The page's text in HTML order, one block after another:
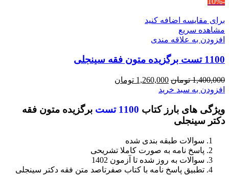
برای مقایسه اضافه کنید
مشاهده سریع
افزودن به علاقه مندی
1100 تست برگزیده متون فقه سینجلی
1,400,000 تومان قیمت
اصلی
بود.
1,260,000 تومان
است.
افزودن به سبد خرید
ویژگی های بارز کتاب 1100 تست
برگزیده متون فقه
دکتر سینجلی
سوالات طبقه بندی شده
پاسخ نامه به صورت کاملا تشریحی
سوالات به روز شده تا آزمون 1402
تطبیق پاسخ نامه با کتاب صفرتاصد متن فقه دکتر سینجلی